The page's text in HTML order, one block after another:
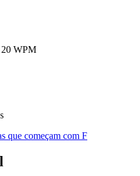
20 WPM
que começam com F